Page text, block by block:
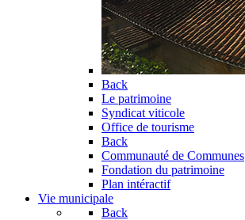
Back
Le patrimoine
Syndicat viticole
Office de tourisme
Back
Communauté de Communes
Fondation du patrimoine
Plan intéractif
Vie municipale
Back